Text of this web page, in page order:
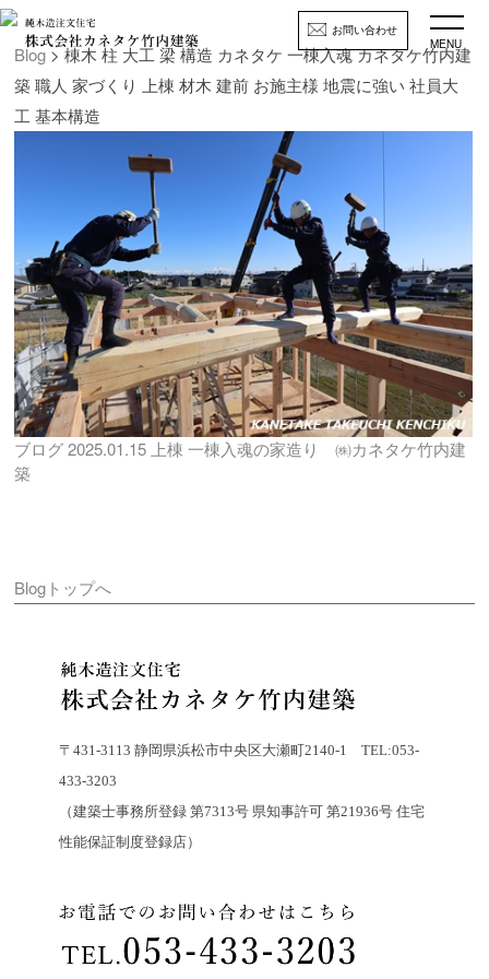
お問い合わせ
MENU
Blog> 棟木 柱 大工 梁 構造 カネタケ 一棟入魂 カネタケ竹内建
築 職人 家づくり 上棟 材木 建前 お施主様 地震に強い 社員大
工 基本構造
ブログ2025.01.15 上棟 一棟入魂の家造り ㈱カネタケ竹内建
築
Blogトップへ
〒431-3113 静岡県浜松市中央区大瀬町2140-1 TEL:053-
433-3203
（建築士事務所登録 第7313号 県知事許可 第21936号 住宅
性能保証制度登録店）